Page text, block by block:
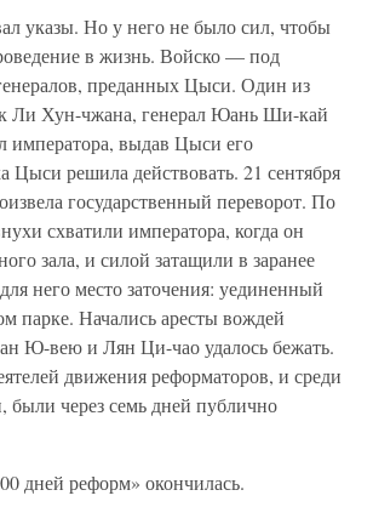
указы. Но у него не было сил, чтобы
в жизнь. Войско — под
преданных Цыси. Один из
Хун-чжана, генерал Юань Ши-кай
императора, выдав Цыси его
Цыси решила действовать. 21 сентября
государственный переворот. По
схватили императора, когда он
зала, и силой затащили в заранее
него место заточения: уединенный
парке. Начались аресты вождей
Ю-вею и Лян Ци-чао удалось бежать.
движения реформаторов, и среди
через семь дней публично
дней реформ» окончилась.